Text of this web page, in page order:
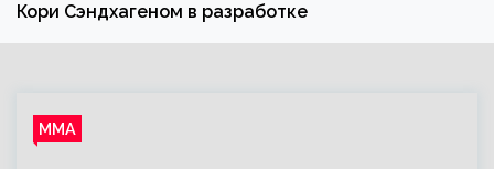
Кори Сэндхагеном в разработке
ММА